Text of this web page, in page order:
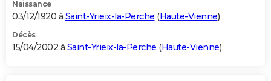
Naissance
03/12/1920 à Saint-Yrieix-la-Perche (Haute-Vienne)
Décès
15/04/2002 à Saint-Yrieix-la-Perche (Haute-Vienne)